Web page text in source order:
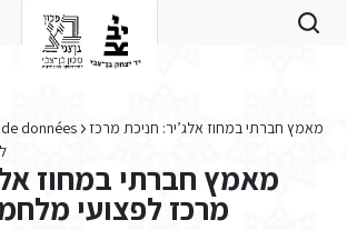
données
מאמץ חברתי במחוז אלג’יר: חניכת מרכז
מאמץ חברתי במחוז
מרכז לפצועי